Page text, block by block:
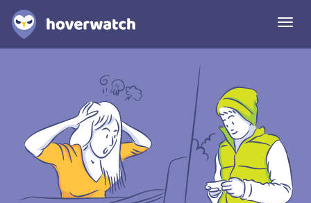
Çözümler
Ücretsiz kaydolun